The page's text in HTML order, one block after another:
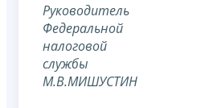
Руководитель
Федеральной
налоговой
службы
М.В.МИШУСТИН